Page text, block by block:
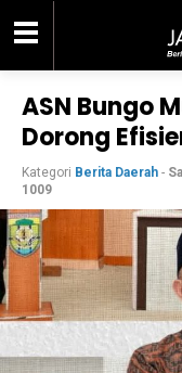
ASN Bungo
Dorong
Kategori Berita Daerah -
1009